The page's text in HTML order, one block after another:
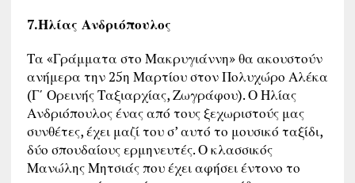
7.Ηλίας Ανδριόπουλος
Τα «Γράμματα στο Μακρυγιάννη» θα ακουστούν
ανήμερα την 25η Μαρτίου στον Πολυχώρο Αλέκα
(Γ΄ Ορεινής Ταξιαρχίας, Ζωγράφου). Ο Ηλίας
Ανδριόπουλος ένας από τους ξεχωριστούς μας
συνθέτες, έχει μαζί του σ’ αυτό το μουσικό ταξίδι,
δύο σπουδαίους ερμηνευτές. Ο κλασσικός
Μανώλης Μητσιάς που έχει αφήσει έντονο το